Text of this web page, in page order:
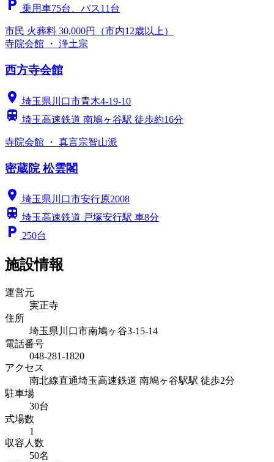
local_parking 乗用車75台、バス11台
市民 火葬料 30,000円（市内12歳以上）
寺院会館 ・ 浄土宗
西方寺会館
location_on 埼玉県川口市青木4-19-10
train 埼玉高速鉄道 南鳩ヶ谷駅 徒歩約16分
寺院会館 ・ 真言宗智山派
密蔵院 松雲閣
location_on 埼玉県川口市安行原2008
train 埼玉高速鉄道 戸塚安行駅 車8分
local_parking 250台
施設情報
運営元
実正寺
住所
埼玉県川口市南鳩ヶ谷3-15-14
電話番号
048-281-1820
アクセス
南北線直通埼玉高速鉄道 南鳩ヶ谷駅駅 徒歩2分
駐車場
30台
式場数
1
収容人数
50名